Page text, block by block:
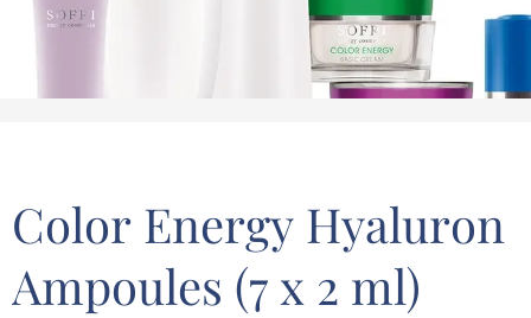
Color Energy Hyaluron
Ampoules (7 x 2 ml)